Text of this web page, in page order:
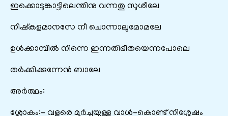
ഇക്കൊടുങ്കാട്ടിലെന്തിനു വന്നതു സുശീലേ
നിഷ്കളമാനസേ നീ ചൊന്നാലുമോമലേ
ഉൾക്കാമ്പിൽ നിന്നെ ഇന്നതിഭീതയെന്നപോലെ
തർക്കിക്കുന്നേൻ ബാലേ
അർത്ഥം:
ശ്ലോകം:- വളരെ മൂർച്ചയുള്ള വാൾ-കൊണ്ട് നിശ്ശേഷം